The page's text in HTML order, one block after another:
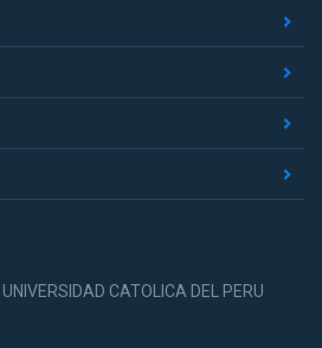
CATOLICA DEL PERU